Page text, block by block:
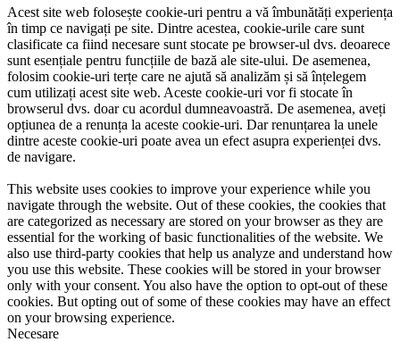
Acest site web folosește cookie-uri pentru a vă îmbunătăți experiența
în timp ce navigați pe site. Dintre acestea, cookie-urile care sunt
clasificate ca fiind necesare sunt stocate pe browser-ul dvs. deoarece
sunt esențiale pentru funcțiile de bază ale site-ului. De asemenea,
folosim cookie-uri terțe care ne ajută să analizăm și să înțelegem
cum utilizați acest site web. Aceste cookie-uri vor fi stocate în
browserul dvs. doar cu acordul dumneavoastră. De asemenea, aveți
opțiunea de a renunța la aceste cookie-uri. Dar renunțarea la unele
dintre aceste cookie-uri poate avea un efect asupra experienței dvs.
de navigare.
This website uses cookies to improve your experience while you
navigate through the website. Out of these cookies, the cookies that
are categorized as necessary are stored on your browser as they are
essential for the working of basic functionalities of the website. We
also use third-party cookies that help us analyze and understand how
you use this website. These cookies will be stored in your browser
only with your consent. You also have the option to opt-out of these
cookies. But opting out of some of these cookies may have an effect
on your browsing experience.
Necesare